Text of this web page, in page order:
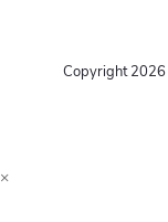
Copyright 2026
×